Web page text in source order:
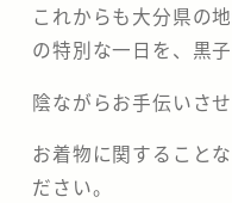
これからも大分県の
の特別な一日を、黒
陰ながらお手伝いさ
お着物に関すること
ださい。